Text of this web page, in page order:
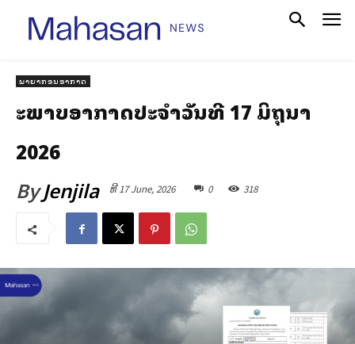
ພາຍາກອນອາກາດ
ສະພາບອາກາດປະຈໍາວັນທີ 17 ມິຖຸນາ
2026
ByJenjila ທີ 17 June, 2026 0 318